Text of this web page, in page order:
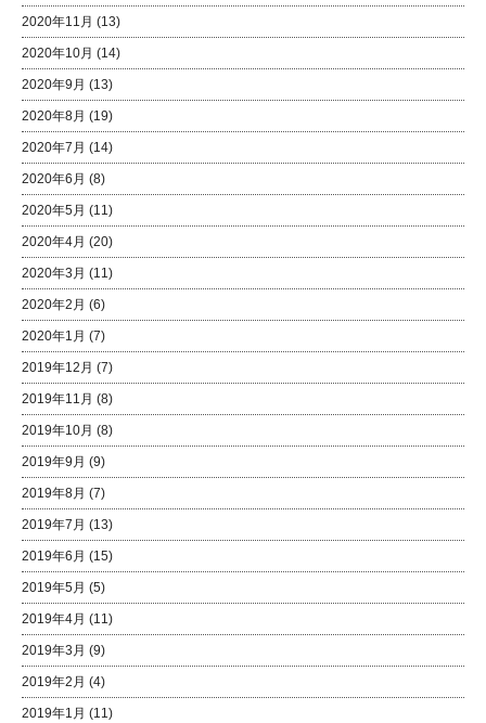
2020年11月 (13)
2020年10月 (14)
2020年9月 (13)
2020年8月 (19)
2020年7月 (14)
2020年6月 (8)
2020年5月 (11)
2020年4月 (20)
2020年3月 (11)
2020年2月 (6)
2020年1月 (7)
2019年12月 (7)
2019年11月 (8)
2019年10月 (8)
2019年9月 (9)
2019年8月 (7)
2019年7月 (13)
2019年6月 (15)
2019年5月 (5)
2019年4月 (11)
2019年3月 (9)
2019年2月 (4)
2019年1月 (11)